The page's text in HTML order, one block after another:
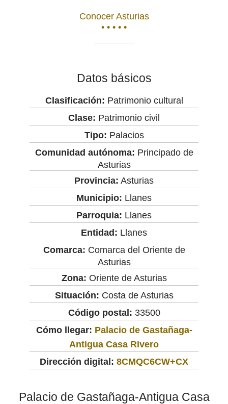
Conocer Asturias
• • • • •
Datos básicos
Clasificación: Patrimonio cultural
Clase: Patrimonio civil
Tipo: Palacios
Comunidad autónoma: Principado de
Asturias
Provincia: Asturias
Municipio: Llanes
Parroquia: Llanes
Entidad: Llanes
Comarca: Comarca del Oriente de
Asturias
Zona: Oriente de Asturias
Situación: Costa de Asturias
Código postal: 33500
Cómo llegar: Palacio de Gastañaga-
Antigua Casa Rivero
Dirección digital: 8CMQC6CW+CX
Palacio de Gastañaga-Antigua Casa